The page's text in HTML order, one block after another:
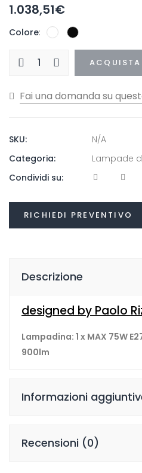
1.038,51€
Colore
ACQUISTA
SKU:
N/A
Categoria:
Lampade
Condividi su:
RICHIEDI PREVENTIVO
Descrizione
designed by Paolo
Lampadina: 1 x MAX 75W
900lm
Informazioni
Recensioni (0)